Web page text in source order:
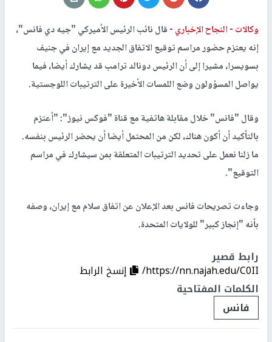
وكالات -النجاح الإخباري -قال نائب الرئيس الأميركي "جيه دي فانس"،
إنه يعتزم حضور مراسم توقيع الاتفاق الجديد مع إيران في جنيف
بسويسرا، مشيرا إلى أن الرئيس دونالد ترامب قد يشارك أيضا، فيما
يواصل المسؤولون وضع اللمسات الأخيرة على الترتيبات اللوجستية.
وقال "فانس" خلال مقابلة هاتفية مع قناة "فوكس نيوز": "أعتزم
بالتأكيد أن أكون هناك، لكن من المحتمل أيضا أن يحضر الرئيس بنفسه.
ما زلنا نعمل على تحديد الترتيبات المتعلقة بمن سيشارك في مراسم
التوقيع".
وجاءت تصريحات فانس بعد الإعلان عن اتفاق سلام مع إيران، وصفه
بأنه "إنجاز كبير" للولايات المتحدة.
رابط قصير
https://nn.najah.edu/C0II/
إنسخ الرابط
الكلمات المفتاحية
فانس